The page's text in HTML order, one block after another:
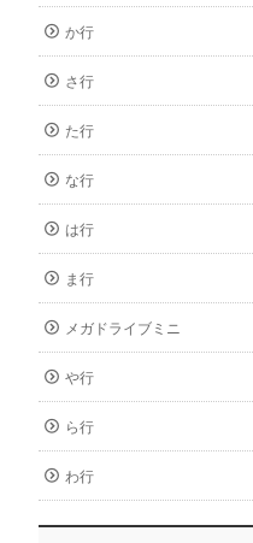
か行
さ行
た行
な行
は行
ま行
メガドライブミニ
や行
ら行
わ行